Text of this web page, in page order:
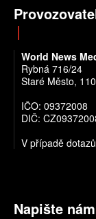
World News
Rybná 716/24
Staré Město,
IČO: 09372008
DIČ:
V případě
Napište nám